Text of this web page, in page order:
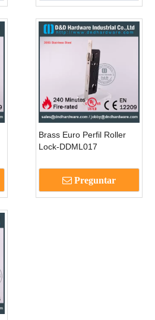
Brass Euro Perfil Roller
Lock-DDML017
Preguntar